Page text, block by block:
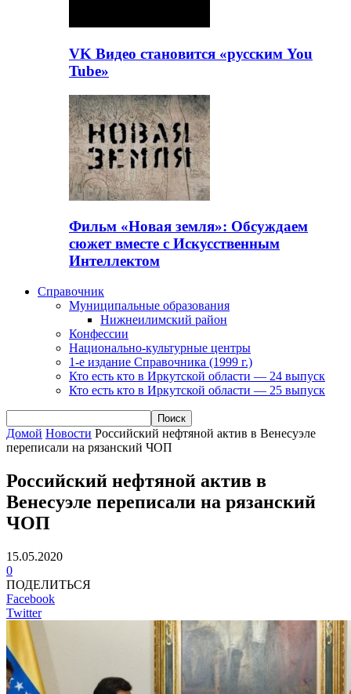
VK Видео становится «русским You
Tube»
Фильм «Новая земля»: Обсуждаем
сюжет вместе с Искусственным
Интеллектом
Справочник
Муниципальные образования
Нижнеилимский район
Конфессии
Национально-культурные центры
1-е издание Справочника (1999 г.)
Кто есть кто в Иркутской области — 24 выпуск
Кто есть кто в Иркутской области — 25 выпуск
Домой Новости Российский нефтяной актив в Венесуэле
переписали на рязанский ЧОП
Российский нефтяной актив в
Венесуэле переписали на рязанский
ЧОП
15.05.2020
0
ПОДЕЛИТЬСЯ
Facebook
Twitter